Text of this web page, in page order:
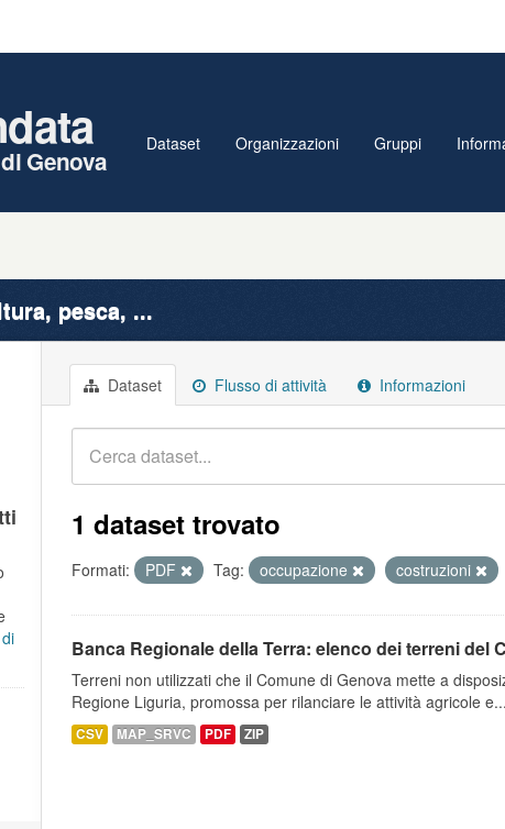
Genova
Dataset Organizzazioni Gruppi
pesca, ...
Dataset Flusso di attività Informazioni
1 dataset trovato
Formati: PDF Tag: occupazione costruzioni
Banca Regionale della Terra: elenco dei terreni del
Terreni non utilizzati che il Comune di Genova mette a
Regione Liguria, promossa per rilanciare le attività agricole e...
CSV MAP_SRVC PDF ZIP